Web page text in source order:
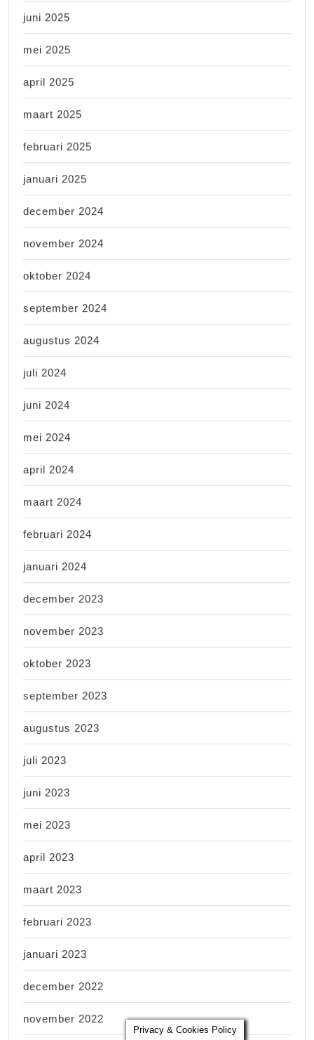
juni 2025
mei 2025
april 2025
maart 2025
februari 2025
januari 2025
december 2024
november 2024
oktober 2024
september 2024
augustus 2024
juli 2024
juni 2024
mei 2024
april 2024
maart 2024
februari 2024
januari 2024
december 2023
november 2023
oktober 2023
september 2023
augustus 2023
juli 2023
juni 2023
mei 2023
april 2023
maart 2023
februari 2023
januari 2023
december 2022
november 2022
Privacy & Cookies Policy